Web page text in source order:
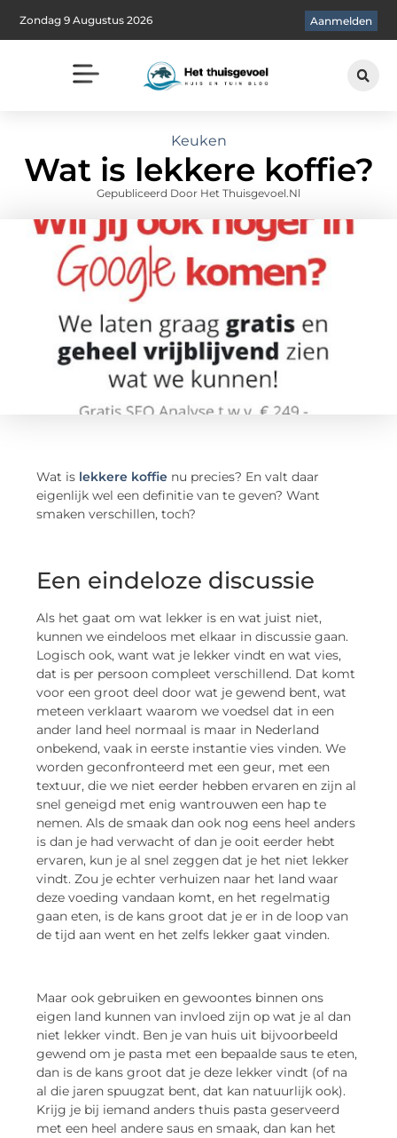
Zondag 9 Augustus 2026 Aanmelden
Keuken
Wat is lekkere koffie?
Gepubliceerd Door Het Thuisgevoel.nl
Wat is lekkere koffie nu precies? En valt daar
eigenlijk wel een definitie van te geven? Want
smaken verschillen, toch?
Een eindeloze discussie
Als het gaat om wat lekker is en wat juist niet,
kunnen we eindeloos met elkaar in discussie gaan.
Logisch ook, want wat je lekker vindt en wat vies,
dat is per persoon compleet verschillend. Dat komt
voor een groot deel door wat je gewend bent, wat
meteen verklaart waarom we voedsel dat in een
ander land heel normaal is maar in Nederland
onbekend, vaak in eerste instantie vies vinden. We
worden geconfronteerd met een geur, met een
textuur, die we niet eerder hebben ervaren en zijn al
snel geneigd met enig wantrouwen een hap te
nemen. Als de smaak dan ook nog eens heel anders
is dan je had verwacht of dan je ooit eerder hebt
ervaren, kun je al snel zeggen dat je het niet lekker
vindt. Zou je echter verhuizen naar het land waar
deze voeding vandaan komt, en het regelmatig
gaan eten, is de kans groot dat je er in de loop van
de tijd aan went en het zelfs lekker gaat vinden.
Maar ook gebruiken en gewoontes binnen ons
eigen land kunnen van invloed zijn op wat je al dan
niet lekker vindt. Ben je van huis uit bijvoorbeeld
gewend om je pasta met een bepaalde saus te eten,
dan is de kans groot dat je deze lekker vindt (of na
al die jaren spuugzat bent, dat kan natuurlijk ook).
Krijg je bij iemand anders thuis pasta geserveerd
met een heel andere saus en smaak, dan kan het